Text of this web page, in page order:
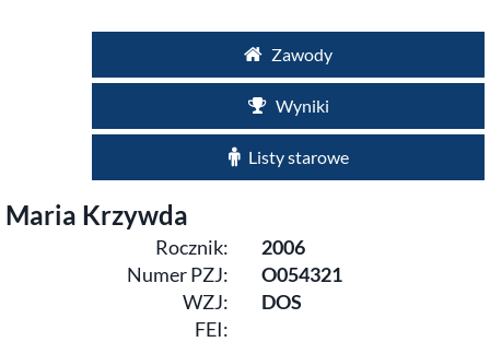
Zawody
Wyniki
Listy starowe
Maria Krzywda
Rocznik:
2006
Numer PZJ:
O054321
WZJ:
DOS
FEI: